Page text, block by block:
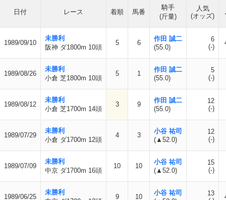
日付 レース 着順 馬番
騎手
(斤量)
人気
(オッズ)
1989/09/10
未勝利
阪神 ダ1800m 10頭
5 6
作田 誠二
(55.0)
6
(-)
1989/08/26
未勝利
小倉 芝1800m 10頭
5 1
作田 誠二
(55.0)
5
(-)
1989/08/12
未勝利
小倉 芝1700m 14頭
3 9
作田 誠二
(55.0)
12
(-)
1989/07/29
未勝利
小倉 ダ1700m 12頭
4 3
小谷 祐司
(▲52.0)
12
(-)
1989/07/09
未勝利
中京 ダ1700m 16頭
10 10
小谷 祐司
(▲52.0)
15
(-)
1989/06/25
未勝利
9 10
小谷 祐司
13